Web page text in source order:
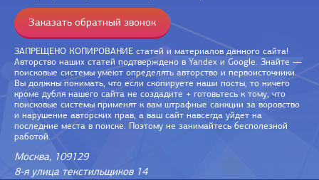
Заказать обратный звонок
ЗАПРЕЩЕНО КОПИРОВАНИЕ статей и материалов данного сайта!
Авторство наших статей подтверждено в Yandex и Google. Знайте —
поисковые системы умеют определять авторство и первоисточники.
Вы должны понимать, что если скопируете наши посты, то ничего
кроме дубля нашего сайта не создадите + готовьтесь к тому, что
поисковые системы применят к вам штрафные санкции за воровство
и нарушение авторских прав, а ваш сайт навсегда уйдет на
последние места в поиске. Поэтому не занимайтесь бесполезной
работой.
Москва, 109129
8-я улица текстильщиков 14